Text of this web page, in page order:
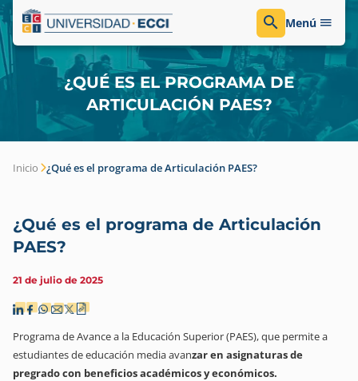
Menú
¿QUÉ ES EL PROGRAMA DE
ARTICULACIÓN PAES?
Inicio ¿Qué es el programa de Articulación PAES?
¿Qué es el programa de Articulación
PAES?
21 de julio de 2025
Programa de Avance a la Educación Superior (PAES), que permite a
estudiantes de educación media avanzar en asignaturas de
pregrado con beneficios académicos y económicos.